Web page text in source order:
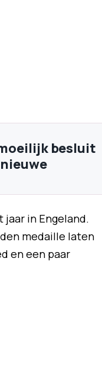
besluit
in Engeland.
medaille laten
en een paar